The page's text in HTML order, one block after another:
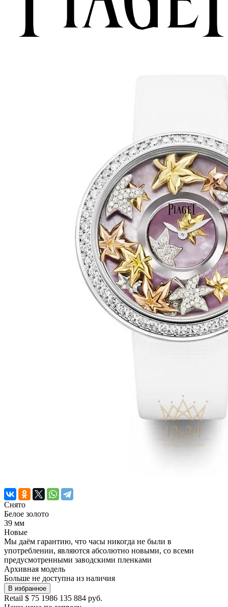
Снято
Белое золото
39 мм
Новые
Мы даём гарантию, что часы никогда не были в
употреблении, являются абсолютно новыми, со всеми
предусмотренными заводскими пленками
Архивная модель
Больше не доступна из наличия
В избранное
Retail $ 75 1986 135 884 руб.